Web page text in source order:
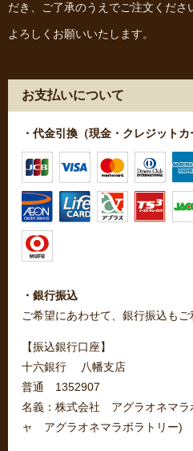
だき、ご了承のうえでご注文くださ
よろしくお願いいたします。
お支払いについて
・代金引換（現金・クレジットカ
・銀行振込
ご希望にあわせて、銀行振込もご
【振込銀行口座】
十六銀行 八幡支店
普通 1352907
名義：株式会社 アグラオネマラ
ャ アグラオネマラボラトリー)